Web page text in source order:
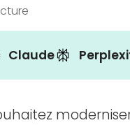
Claude